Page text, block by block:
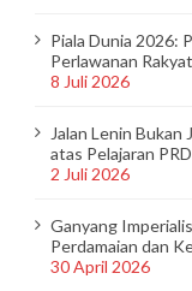
Piala Dunia 2026:
Perlawanan Rakyat
8 Juli 2026
Jalan Lenin
atas Pelajaran PRD
2 Juli 2026
Ganyang
Perdamaian dan
30 April 2026